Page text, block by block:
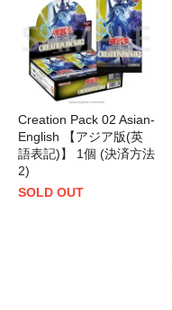
Creation Pack 02 Asian-
English 【アジア版(英
語表記)】 1個 (決済方法
2)
SOLD OUT